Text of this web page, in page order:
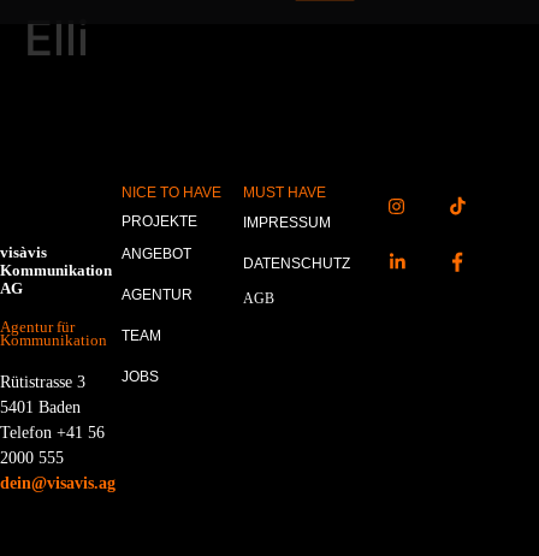
Elli
visàvis
Kommunikation
AG
Agentur für
Kommunikation
Rütistrasse 3
5401 Baden
Telefon +41 56
2000 555
dein@visavis.ag
NICE TO HAVE
PROJEKTE
ANGEBOT
AGENTUR
TEAM
JOBS
MUST HAVE
IMPRESSUM
DATENSCHUTZ
AGB